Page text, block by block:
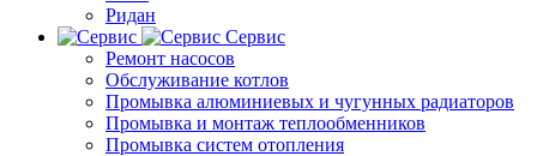
Ридан
Сервис
Ремонт насосов
Обслуживание котлов
Промывка алюминиевых и чугунных радиаторов
Промывка и монтаж теплообменников
Промывка систем отопления